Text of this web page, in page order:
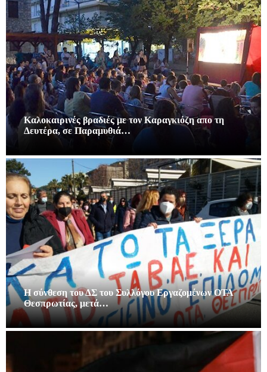
Καλοκαιρινές βραδιές με τον Καραγκιόζη απο τη
Δευτέρα, σε Παραμυθιά…
Η σύνθεση του ΔΣ του Συλλόγου Εργαζομένων ΟΤΑ
Θεσπρωτίας, μετά…